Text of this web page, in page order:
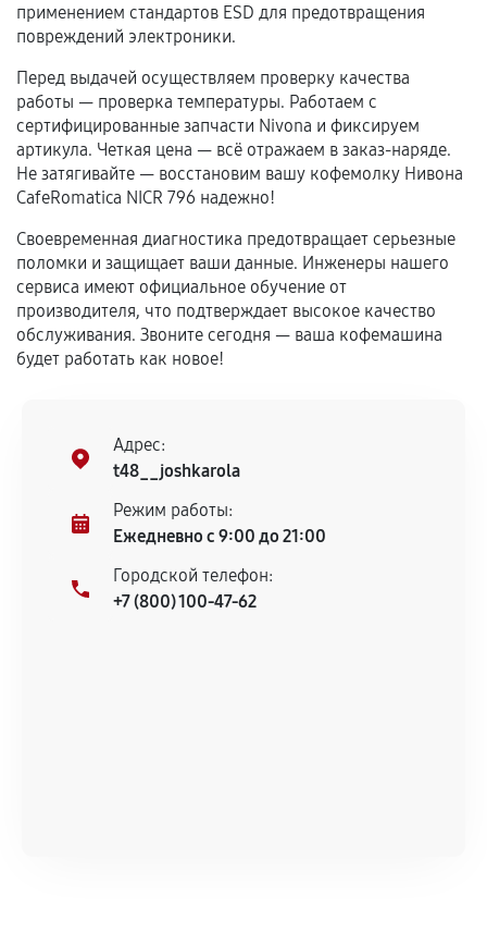
Если комплектующие куплены
самостоятельно
Гарантия на выполненные работы может
сохраняться полностью или частично, если
соблюдены следующие условия:
техническим параметрам и не имеют внешних
дефектов.
Установка была выполнена нашим сервисным
центром.
При этом гарантия на сами комплектующие
сервисный центр ответственности не несет.
применением стандартов ESD для предотвращения
повреждений электроники.
Перед выдачей осуществляем проверку качества
работы — проверка температуры. Работаем с
сертифицированные запчасти Nivona и фиксируем
артикула. Четкая цена — всё отражаем в заказ-наряде.
Не затягивайте — восстановим вашу кофемолку Нивона
CafeRomatica NICR 796 надежно!
Своевременная диагностика предотвращает серьезные
поломки и защищает ваши данные. Инженеры нашего
сервиса имеют официальное обучение от
производителя, что подтверждает высокое качество
обслуживания. Звоните сегодня — ваша кофемашина
будет работать как новое!
Адрес:
t48__joshkarola
Режим работы:
Ежедневно с 9:00 до 21:00
Городской телефон:
+7 (800) 100-47-62